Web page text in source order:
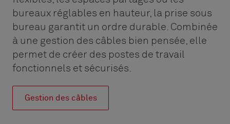
bureaux réglables en hauteur, la prise sous
bureau garantit un ordre durable. Combinée
à une gestion des câbles bien pensée, elle
permet de créer des postes de travail
fonctionnels et sécurisés.
Gestion des câbles